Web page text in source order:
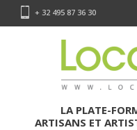
+ 32 495 87 36 30
LA PLATE-
ARTISANS ET